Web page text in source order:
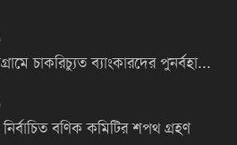
চাকরিচ্যুত ব্যাংকারদের পুনর্বহা...
বণিক কমিটির শপথ গ্রহণ